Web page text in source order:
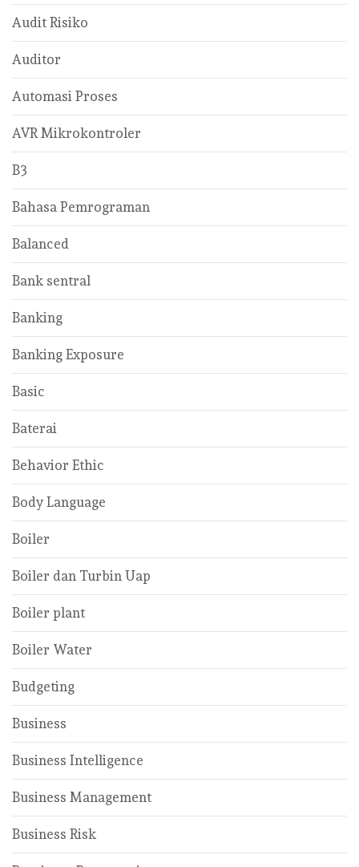
Audit Risiko
Auditor
Automasi Proses
AVR Mikrokontroler
B3
Bahasa Pemrograman
Balanced
Bank sentral
Banking
Banking Exposure
Basic
Baterai
Behavior Ethic
Body Language
Boiler
Boiler dan Turbin Uap
Boiler plant
Boiler Water
Budgeting
Business
Business Intelligence
Business Management
Business Risk